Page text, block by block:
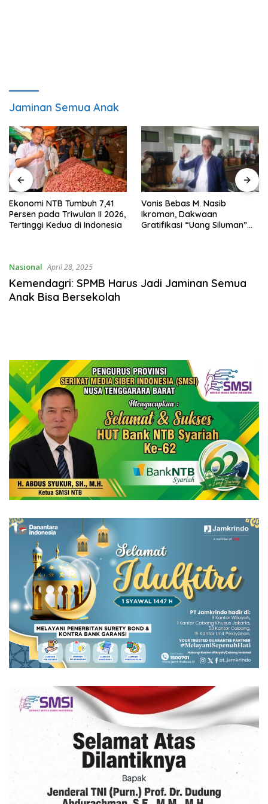
Jaminan Semua Anak
Ekonomi NTB Tumbuh 7,41
Persen pada Triwulan II 2026,
Tertinggi Kedua di Indonesia
Vonis Bebas M. Nasib
Ikroman, Dakwaan
Gratifikasi “Uang Siluman”
Nasional April 28, 2025
Kemendagri: SPMB Harus Jadi Jaminan Semua
Anak Bisa Bersekolah